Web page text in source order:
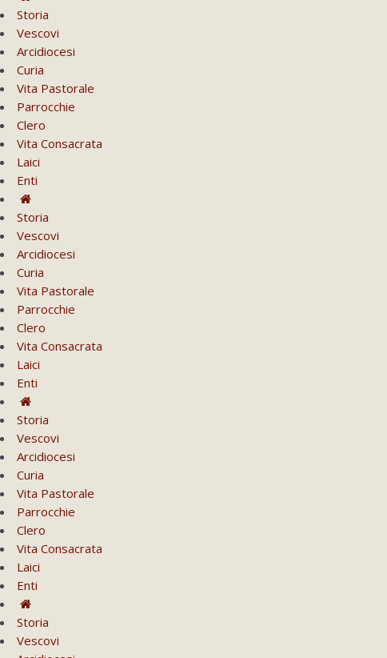
Storia
Vescovi
Arcidiocesi
Curia
Vita Pastorale
Parrocchie
Clero
Vita Consacrata
Laici
Enti
Storia
Vescovi
Arcidiocesi
Curia
Vita Pastorale
Parrocchie
Clero
Vita Consacrata
Laici
Enti
Storia
Vescovi
Arcidiocesi
Curia
Vita Pastorale
Parrocchie
Clero
Vita Consacrata
Laici
Enti
Storia
Vescovi